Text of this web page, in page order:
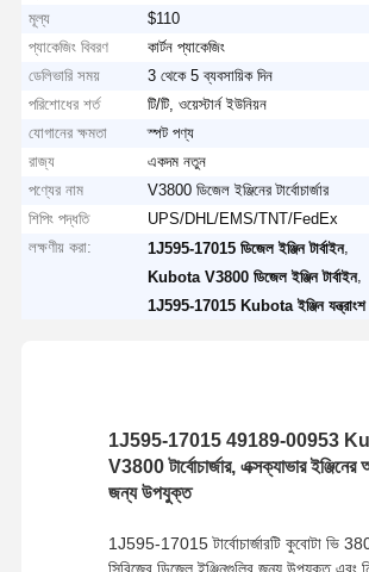
মূল্য
$110
প্যাকেজিং বিবরণ
কার্টন প্যাকেজিং
ডেলিভারি সময়
3 থেকে 5 ব্যবসায়িক দিন
পরিশোধের শর্ত
টি/টি, ওয়েস্টার্ন ইউনিয়ন
যোগানের ক্ষমতা
স্পট পণ্য
রাজ্য
একদম নতুন
পণ্যের নাম
V3800 ডিজেল ইঞ্জিনের টার্বোচার্জার
শিপিং পদ্ধতি
UPS/DHL/EMS/TNT/FedEx
লক্ষণীয় করা:
1J595-17015 ডিজেল ইঞ্জিন টার্বাইন,
Kubota V3800 ডিজেল ইঞ্জিন টার্বাইন,
1J595-17015 Kubota ইঞ্জিন যন্ত্রাংশ
1J595-17015 49189-00953
V3800 টার্বোচার্জার, এক্সক্যাভার ইঞ্জিনের
জন্য উপযুক্ত
1J595-17015 টার্বোচার্জারটি কুবোটা ভি
সিরিজের ডিজেল ইঞ্জিনগুলির জন্য উপযুক্ত এবং